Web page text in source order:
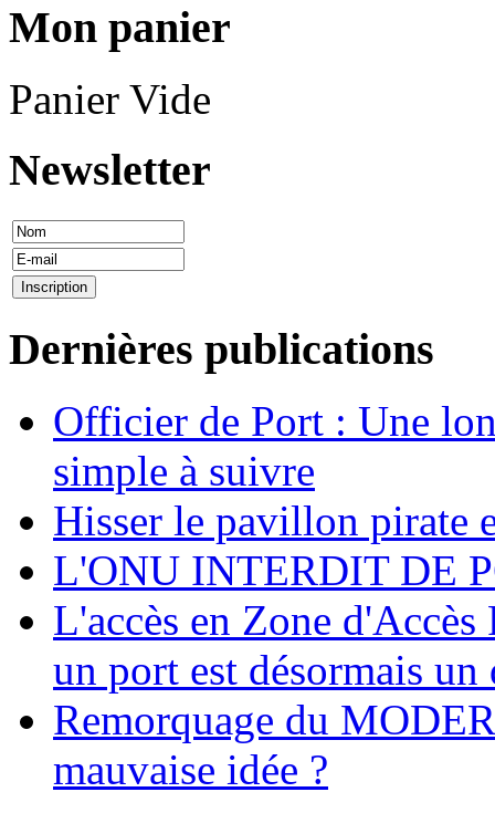
Mon panier
Panier Vide
Newsletter
Dernières publications
Officier de Port : Une
simple à suivre
Hisser le pavillon pirate
L'ONU INTERDIT DE
L'accès en Zone
un port est désormais un
Remorquage du
mauvaise idée ?